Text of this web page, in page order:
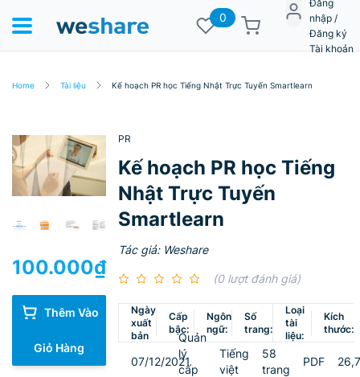
0
Đăng
nhập /
Đăng ký
Tài khoản
Home Tài liệu Kế hoạch PR học Tiếng Nhật Trực Tuyến Smartlearn
100.000₫
Thêm Vào
Giỏ Hàng
PR
Kế hoạch PR học Tiếng
Nhật Trực Tuyến
Smartlearn
Tác giả: Weshare
(0 lượt đánh giá)
Ngày
xuất
bản
Cấp
bậc:
Ngôn
ngữ:
Số
trang:
Loại
tài
liệu:
Kích
thước:
07/12/2021
Quản
lý
cấp
Tiếng
việt
58
trang
PDF